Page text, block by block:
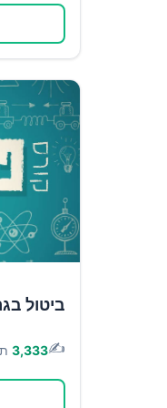
ביטול
✍️
3,333